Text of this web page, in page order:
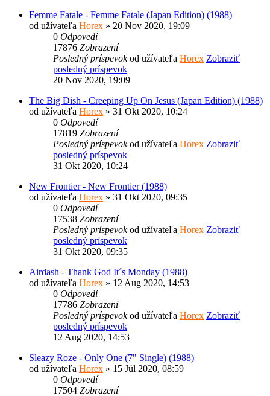
Femme Fatale - Femme Fatale (Japan Edition) (1988)
od užívateľa Horex » 20 Nov 2020, 19:09
0 Odpovedí
17876 Zobrazení
Posledný príspevokod užívateľa Horex Zobraziť
posledný príspevok
20 Nov 2020, 19:09
The Big Dish - Creeping Up On Jesus (Japan Edition) (1988)
od užívateľa Horex » 31 Okt 2020, 10:24
0 Odpovedí
17819 Zobrazení
Posledný príspevokod užívateľa Horex Zobraziť
posledný príspevok
31 Okt 2020, 10:24
New Frontier - New Frontier (1988)
od užívateľa Horex » 31 Okt 2020, 09:35
0 Odpovedí
17538 Zobrazení
Posledný príspevokod užívateľa Horex Zobraziť
posledný príspevok
31 Okt 2020, 09:35
Airdash - Thank God It´s Monday (1988)
od užívateľa Horex » 12 Aug 2020, 14:53
0 Odpovedí
17786 Zobrazení
Posledný príspevokod užívateľa Horex Zobraziť
posledný príspevok
12 Aug 2020, 14:53
Sleazy Roze - Only One (7" Single) (1988)
od užívateľa Horex » 15 Júl 2020, 08:59
0 Odpovedí
17504 Zobrazení